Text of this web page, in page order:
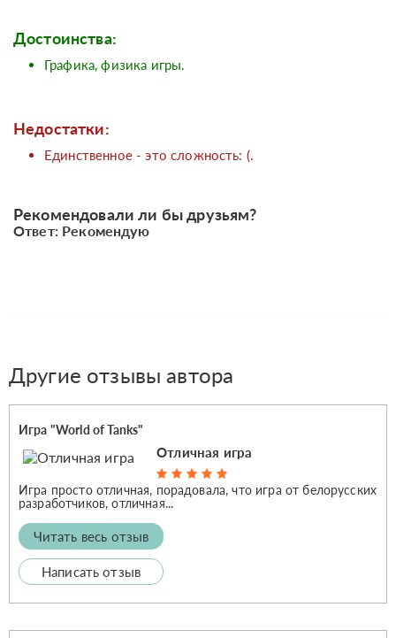
Достоинства:
Графика, физика игры.
Недостатки:
Единственное - это сложность: (.
Рекомендовали ли бы друзьям?
Ответ: Рекомендую
Другие отзывы автора
Игра "World of Tanks"
Отличная игра
Игра просто отличная, порадовала, что игра от белорусских
разработчиков, отличная...
Читать весь отзыв
Написать отзыв